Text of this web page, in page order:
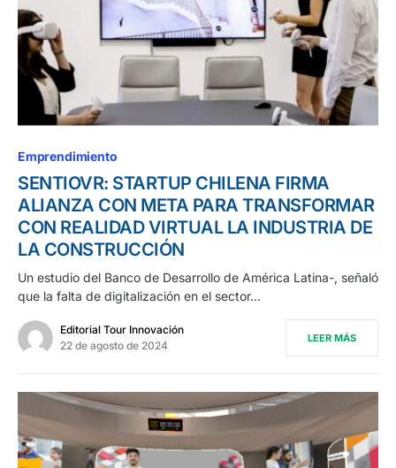
Emprendimiento
SENTIOVR: STARTUP CHILENA FIRMA
ALIANZA CON META PARA TRANSFORMAR
CON REALIDAD VIRTUAL LA INDUSTRIA DE
LA CONSTRUCCIÓN
Un estudio del Banco de Desarrollo de América Latina-, señaló
que la falta de digitalización en el sector…
Editorial Tour Innovación
22 de agosto de 2024
LEER MÁS